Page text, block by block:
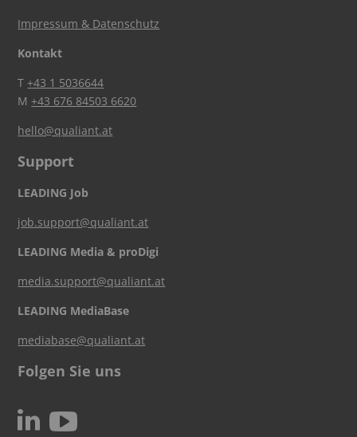
Impressum & Datenschutz
Kontakt
T+43 1 5036644
M+43 676 84503 6620
hello@qualiant.at
Support
LEADING Job
job.support@qualiant.at
LEADING Media & proDigi
media.support@qualiant.at
LEADING MediaBase
mediabase@qualiant.at
Folgen Sie uns
N c